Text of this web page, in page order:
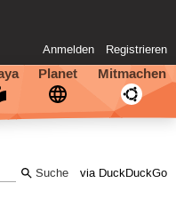
Anmelden Registrieren
Planet Mitmachen
via DuckDuckGo